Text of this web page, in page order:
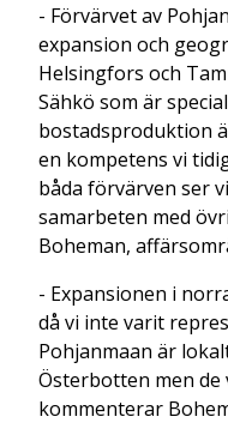
- Förvärvet av
expansion och
Helsingfors och
Sähkö som är
bostadsproduktion
en kompetens vi
båda förvärven ser
samarbeten med
Boheman,
- Expansionen i
då vi inte varit
Pohjanmaan är
Österbotten men de
kommenterar